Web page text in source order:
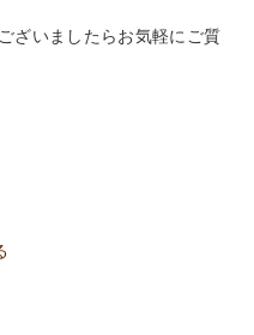
ざいましたらお気軽にご質